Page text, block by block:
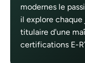
modernes le
il explore chaque
titulaire d'une
certifications E-